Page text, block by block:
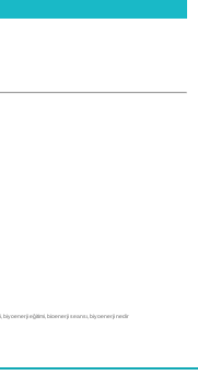
biyoenerji eğitimi, bioenerji seansı, biyoenerji nedir